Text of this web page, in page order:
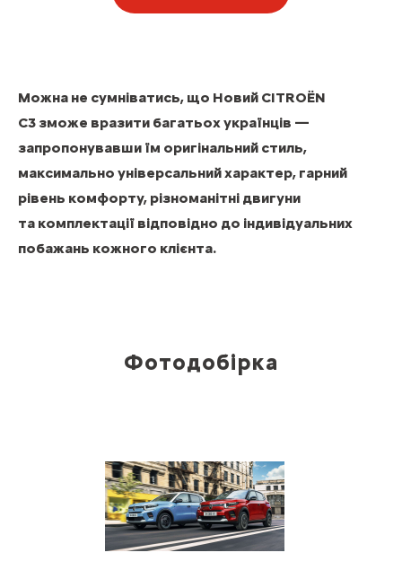
Можна не сумніватись, що Новий CITROЁN
C3 зможе вразити багатьох українців —
запропонувавши їм оригінальний стиль,
максимально універсальний характер, гарний
рівень комфорту, різноманітні двигуни
та комплектації відповідно до індивідуальних
побажань кожного клієнта.
Фотодобірка